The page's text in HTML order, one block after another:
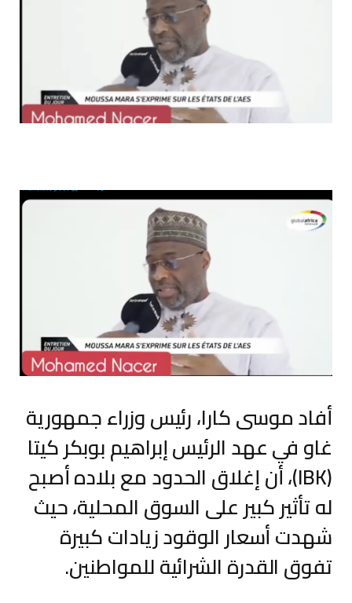
أفاد موسى كارا، رئيس وزراء جمهورية
غاو في عهد الرئيس إبراهيم بوبكر كيتا
(IBK)، أن إغلاق الحدود مع بلاده أصبح
له تأثير كبير على السوق المحلية، حيث
شهدت أسعار الوقود زيادات كبيرة
تفوق القدرة الشرائية للمواطنين.